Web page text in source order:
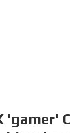
'gamer'